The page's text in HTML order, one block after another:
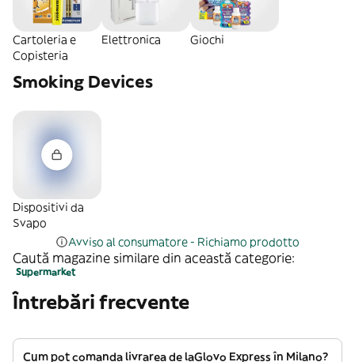
Cartoleria e
Copisteria
Elettronica Giochi
Smoking Devices
Dispositivi da
Svapo
Avviso al consumatore - Richiamo prodotto
Caută magazine similare din această categorie:
Supermarket
Întrebări frecvente
Cum pot comanda livrarea de laGlovo Express în Milano?